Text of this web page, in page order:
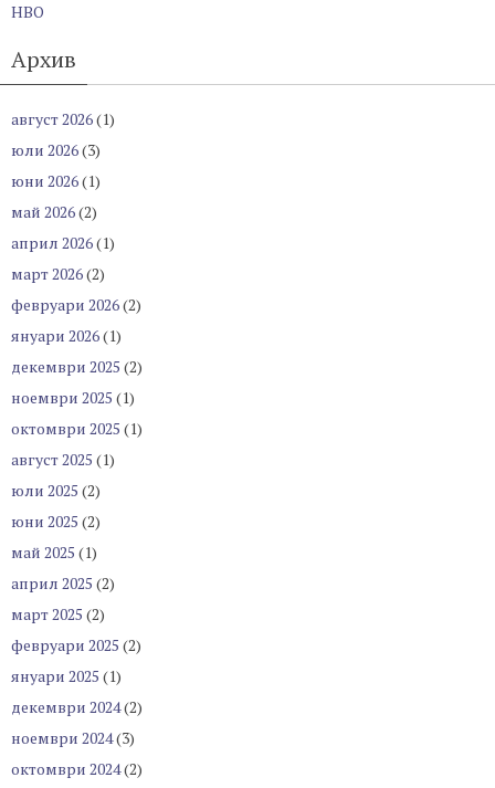
НВО
Архив
август 2026(1)
юли 2026(3)
юни 2026(1)
май 2026(2)
април 2026(1)
март 2026(2)
февруари 2026(2)
януари 2026(1)
декември 2025 (2)
ноември 2025 (1)
октомври 2025 (1)
август 2025 (1)
юли 2025 (2)
юни 2025 (2)
май 2025 (1)
април 2025 (2)
март 2025 (2)
февруари 2025 (2)
януари 2025 (1)
декември 2024(2)
ноември 2024(3)
октомври 2024(2)